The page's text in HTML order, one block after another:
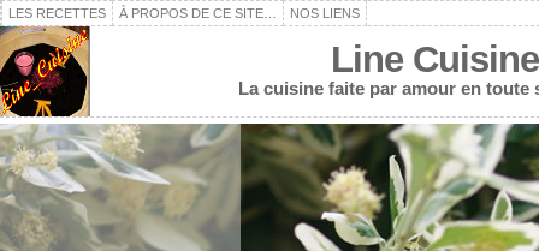
LES RECETTES À PROPOS DE CE SITE… NOS LIENS
Line Cuisine
La cuisine faite par amour en